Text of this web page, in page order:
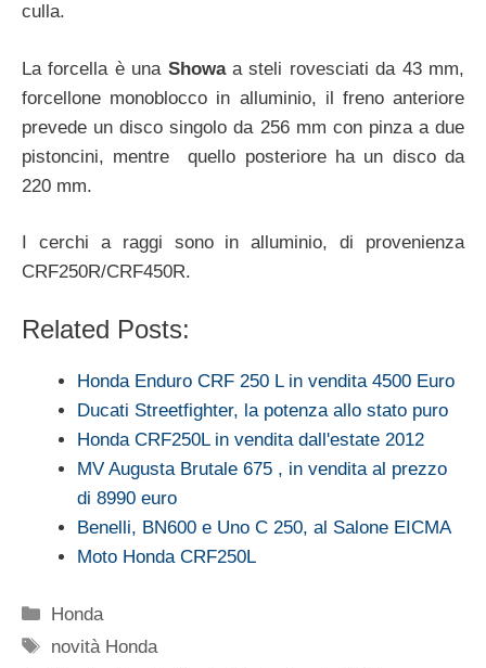
culla.
La forcella è una Showaa steli rovesciati da 43 mm,
forcellone monoblocco in alluminio, il freno anteriore
prevede un disco singolo da 256 mm con pinza a due
pistoncini, mentre quello posteriore ha un disco da
220 mm.
I cerchi a raggi sono in alluminio, di provenienza
CRF250R/CRF450R.
Related Posts:
Honda Enduro CRF 250 L in vendita 4500 Euro
Ducati Streetfighter, la potenza allo stato puro
Honda CRF250L in vendita dall'estate 2012
MV Augusta Brutale 675 , in vendita al prezzo
di 8990 euro
Benelli, BN600 e Uno C 250, al Salone EICMA
Moto Honda CRF250L
Categorie
Honda
Tag
novità Honda